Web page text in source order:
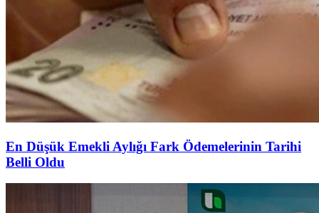
En Düşük Emekli Aylığı Fark Ödemelerinin Tarihi
Belli Oldu